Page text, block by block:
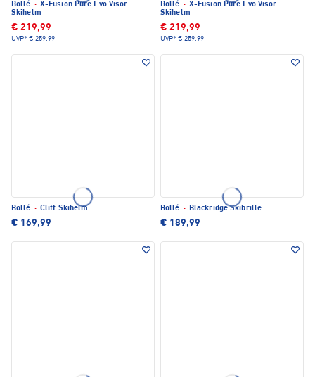
Bollé · X-Fusion Pure Evo Visor
Skihelm
€ 219,99
UVP* € 259,99
Bollé · X-Fusion Pure Evo Visor
Skihelm
€ 219,99
UVP* € 259,99
Bollé · Cliff Skihelm
€ 169,99
Bollé · Blackridge Skibrille
€ 189,99